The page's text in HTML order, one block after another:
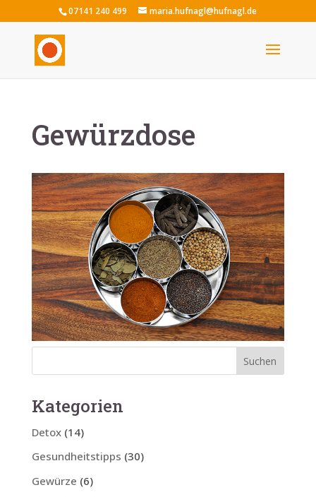
07141 240 499 maria.hufnagl@hufnagl.de
Gewürzdose
Kategorien
Detox(14)
Gesundheitstipps (30)
Gewürze (6)